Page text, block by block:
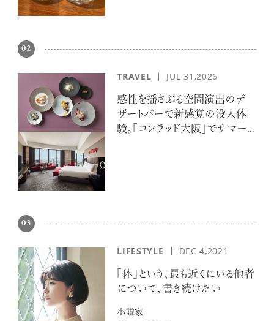
02
TRAVEL JUL 31,2026
感性を揺さぶる空間演出のデ
ザートバーで新感覚の没入体
験。「コンラッド大阪」でサマー
03
LIFESTYLE DEC 4,2021
「体」という、最も近くにいる他者
について、書き続けたい
小説家